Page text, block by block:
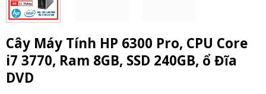
Cây Máy Tính HP 6300 Pro, CPU Core
i7 3770, Ram 8GB, SSD 240GB, ổ Đĩa
DVD